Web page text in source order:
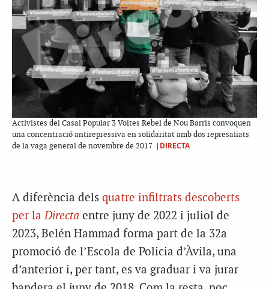
Activistes del Casal Popular 3 Voltes Rebel de Nou Barris convoquen
una concentració antirepressiva en solidaritat amb dos represaliats
de la vaga general de novembre de 2017 |DIRECTA
A diferència dels quatre infiltrats descoberts
per la Directa entre juny de 2022 i juliol de
2023, Belén Hammad forma part de la 32a
promoció de l’Escola de Policia d’Àvila, una
d’anterior i, per tant, es va graduar i va jurar